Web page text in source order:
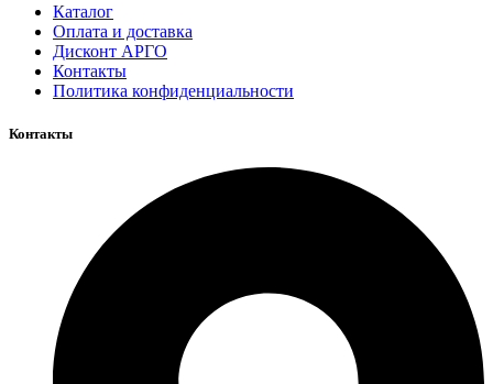
Каталог
Оплата и доставка
Дисконт АРГО
Контакты
Политика конфиденциальности
Контакты